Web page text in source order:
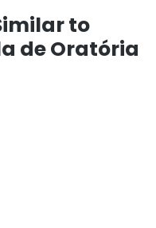
to
de Oratória